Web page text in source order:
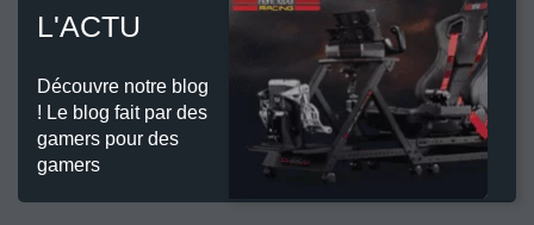
L'ACTU
Découvre notre blog
! Le blog fait par des
gamers pour des
gamers